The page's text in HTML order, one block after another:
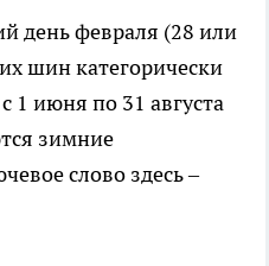
день февраля (28 или
шин категорически
1 июня по 31 августа
зимние
слово здесь –